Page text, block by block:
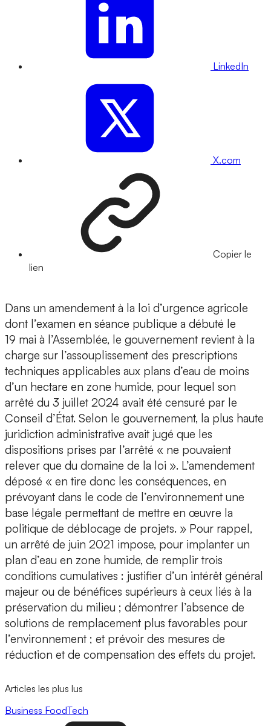
LinkedIn
X.com
Copier le
lien
Dans un amendement à la loi d’urgence agricole
dont l’examen en séance publique a débuté le
19 mai à l’Assemblée, le gouvernement revient à la
charge sur l’assouplissement des prescriptions
techniques applicables aux plans d’eau de moins
d’un hectare en zone humide, pour lequel son
arrêté du 3 juillet 2024 avait été censuré par le
Conseil d’État. Selon le gouvernement, la plus haute
juridiction administrative avait jugé que les
dispositions prises par l’arrêté « ne pouvaient
relever que du domaine de la loi ». L’amendement
déposé « en tire donc les conséquences, en
prévoyant dans le code de l’environnement une
base légale permettant de mettre en œuvre la
politique de déblocage de projets. » Pour rappel,
un arrêté de juin 2021 impose, pour implanter un
plan d’eau en zone humide, de remplir trois
conditions cumulatives : justifier d’un intérêt général
majeur ou de bénéfices supérieurs à ceux liés à la
préservation du milieu ; démontrer l’absence de
solutions de remplacement plus favorables pour
l’environnement ; et prévoir des mesures de
réduction et de compensation des effets du projet.
Articles les plus lus
Business FoodTech